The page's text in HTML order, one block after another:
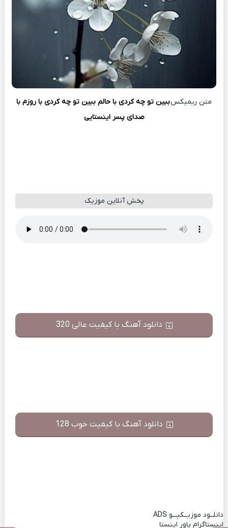
متن ریمیکسببین تو‌ چه کردی با حالم ببین تو چه کردی با روزم با
صدای پسر اینستایی
پخش آنلاین موزیک
دانلود آهنگ با کیفیت عالی 320
دانلود آهنگ با کیفیت خوب 128
دانلــود موزیــکیـــو ADS
اینستاگرام پاور اینستا